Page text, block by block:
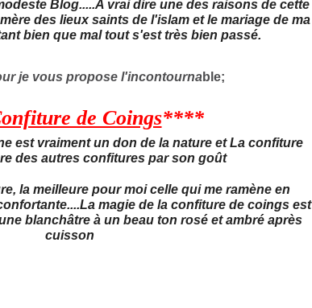
Blog.....A vrai dire une des raisons de cette
des lieux saints de l'islam et le mariage de ma
bien que mal tout s'est très bien passé.
je vous propose l'incontournable;
de Coings****
est vraiment un don de la nature et La confiture
des autres confitures par son goût
la meilleure pour moi celle qui me ramène en
magie de la confiture de coings est
blanchâtre à un beau ton rosé et ambré après
cuisson